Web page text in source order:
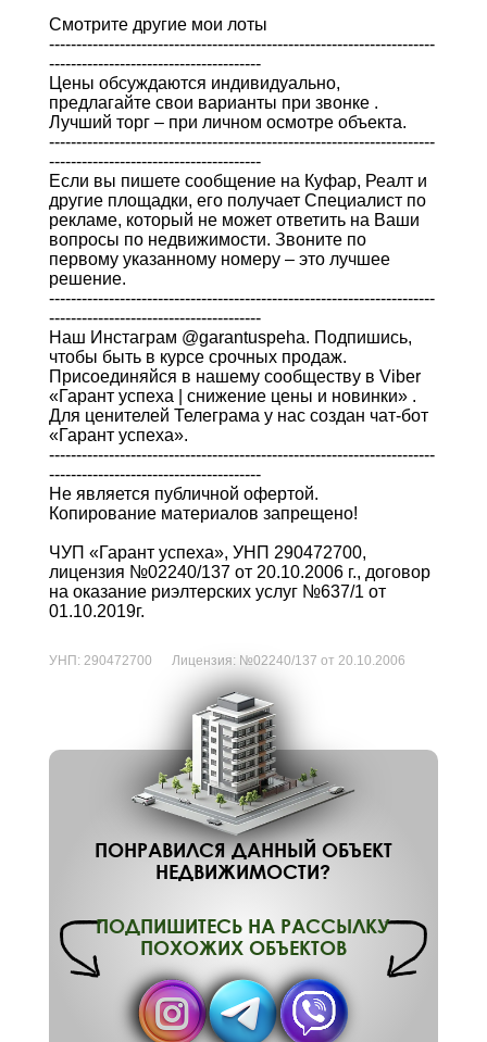
Смотрите другие мои лоты
-----------------------------------------------------------------------
---------------------------------------
Цены обсуждаются индивидуально,
предлагайте свои варианты при звонке .
Лучший торг – при личном осмотре объекта.
-----------------------------------------------------------------------
---------------------------------------
Если вы пишете сообщение на Куфар, Реалт и
другие площадки, его получает Специалист по
рекламе, который не может ответить на Ваши
вопросы по недвижимости. Звоните по
первому указанному номеру – это лучшее
решение.
-----------------------------------------------------------------------
---------------------------------------
Наш Инстаграм @garantuspeha. Подпишись,
чтобы быть в курсе срочных продаж.
Присоединяйся в нашему сообществу в Viber
«Гарант успеха | снижение цены и новинки» .
Для ценителей Телеграма у нас создан чат-бот
«Гарант успеха».
-----------------------------------------------------------------------
---------------------------------------
Не является публичной офертой.
Копирование материалов запрещено!
ЧУП «Гарант успеха», УНП 290472700,
лицензия №02240/137 от 20.10.2006 г., договор
на оказание риэлтерских услуг №637/1 от
01.10.2019г.
УНП: 290472700 Лицензия: №02240/137 от 20.10.2006
ПОНРАВИЛСЯ ДАННЫЙ ОБЪЕКТ
НЕДВИЖИМОСТИ?
ПОДПИШИТЕСЬ НА РАССЫЛКУ
ПОХОЖИХ ОБЪЕКТОВ